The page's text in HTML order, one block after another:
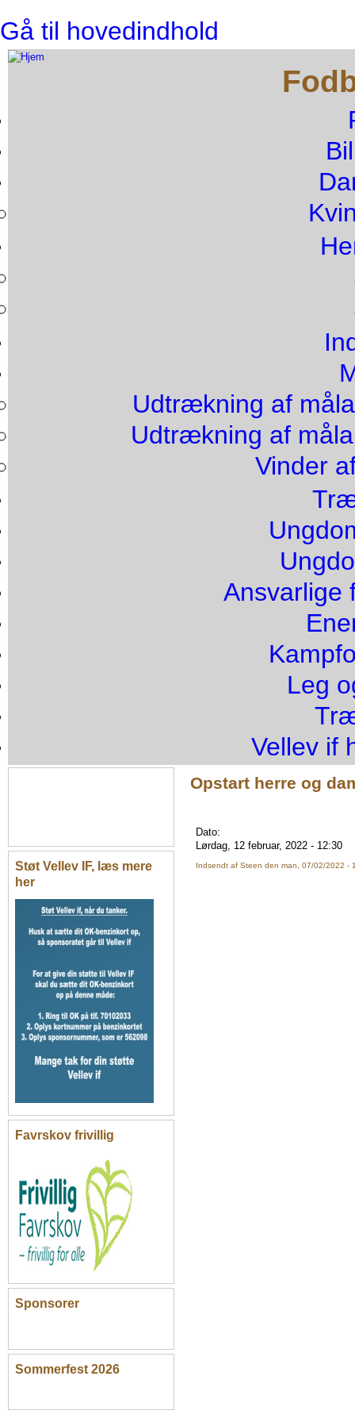
Gå til hovedindhold
Udtrækning af
Udtrækning af
Vinder
Ansvarlige
Leg
Vellev if
Støt Vellev IF, læs mere
her
Favrskov frivillig
Sponsorer
Sommerfest 2026
Opstart herre og
Dato:
Lørdag, 12 februar, 2022 - 12:30
Indsendt af Steen den man, 07/02/2022 -